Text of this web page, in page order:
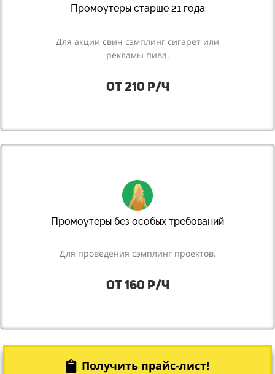
Промоутеры старше 21 года
Для акции свич сэмплинг сигарет или
рекламы пива.
от 210 р/ч
Промоутеры без особых требований
Для проведения сэмплинг проектов.
от 160 р/ч
Получить прайс-лист!